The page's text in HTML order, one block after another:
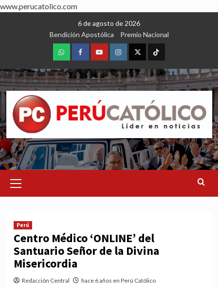
www.perucatolico.com
6 de agosto de 2026
Bendición Apostólica
Premio Nacional
WhatsAppFacebookYoutubeInstagram
X TikTok
Menu
Perú
Centro Médico ‘ONLINE’ del
Santuario Señor de la Divina
Misericordia
Redacción Central hace 6 años en Perú Católico